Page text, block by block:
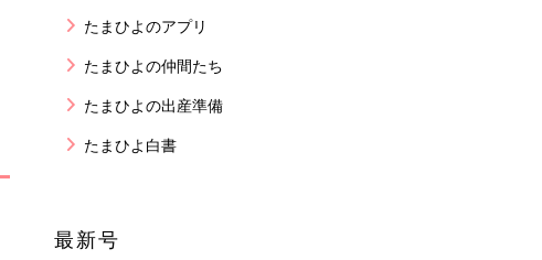
たまひよのアプリ
たまひよの仲間たち
たまひよの出産準備
たまひよ白書
最新号